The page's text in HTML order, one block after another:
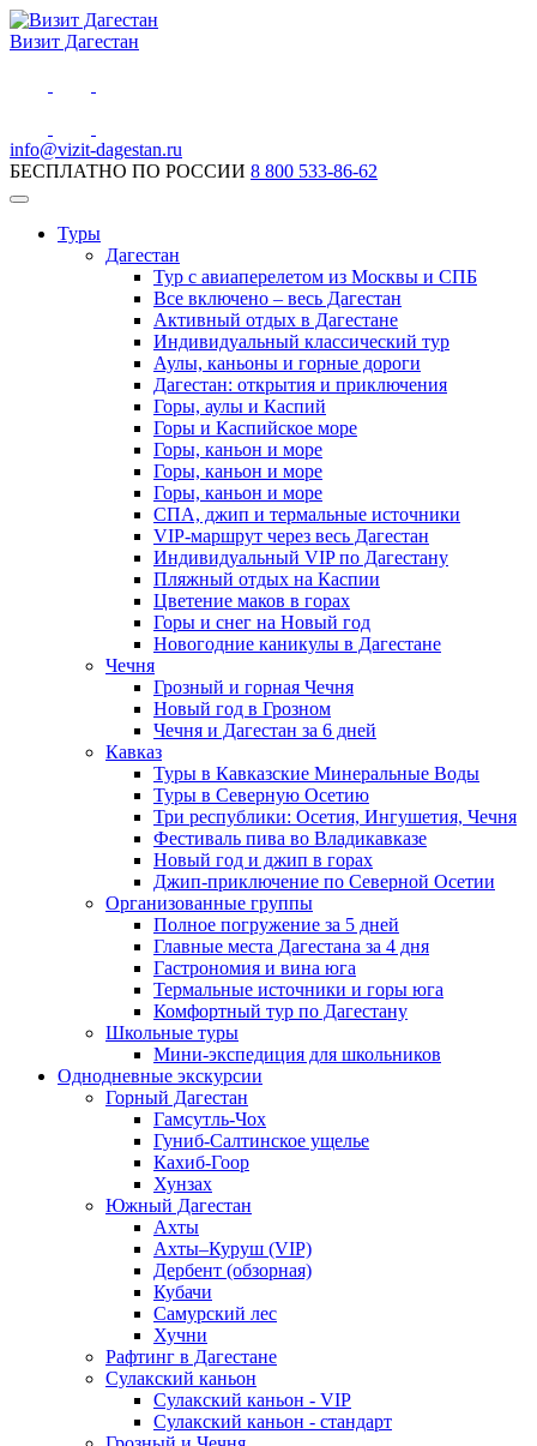
Визит Дагестан
info@vizit-dagestan.ru
БЕСПЛАТНО ПО РОССИИ 8 800 533-86-62
Туры
Дагестан
Тур с авиаперелетом из Москвы и СПБ
Все включено – весь Дагестан
Активный отдых в Дагестане
Индивидуальный классический тур
Аулы, каньоны и горные дороги
Дагестан: открытия и приключения
Горы, аулы и Каспий
Горы и Каспийское море
Горы, каньон и море
Горы, каньон и море
Горы, каньон и море
СПА, джип и термальные источники
VIP-маршрут через весь Дагестан
Индивидуальный VIP по Дагестану
Пляжный отдых на Каспии
Цветение маков в горах
Горы и снег на Новый год
Новогодние каникулы в Дагестане
Чечня
Грозный и горная Чечня
Новый год в Грозном
Чечня и Дагестан за 6 дней
Кавказ
Туры в Кавказские Минеральные Воды
Туры в Северную Осетию
Три республики: Осетия, Ингушетия, Чечня
Фестиваль пива во Владикавказе
Новый год и джип в горах
Джип-приключение по Северной Осетии
Организованные группы
Полное погружение за 5 дней
Главные места Дагестана за 4 дня
Гастрономия и вина юга
Термальные источники и горы юга
Комфортный тур по Дагестану
Школьные туры
Мини-экспедиция для школьников
Однодневные экскурсии
Горный Дагестан
Гамсутль-Чох
Гуниб-Салтинское ущелье
Кахиб-Гоор
Хунзах
Южный Дагестан
Ахты
Ахты–Куруш (VIP)
Дербент (обзорная)
Кубачи
Самурский лес
Хучни
Рафтинг в Дагестане
Сулакский каньон
Сулакский каньон - VIP
Сулакский каньон - стандарт